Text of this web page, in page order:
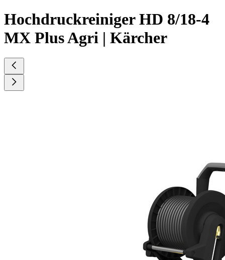
Hochdruckreiniger HD 8/18-4
MX Plus Agri | Kärcher